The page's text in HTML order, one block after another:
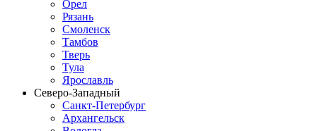
Орел
Рязань
Смоленск
Тамбов
Тверь
Тула
Ярославль
Северо-Западный
Санкт-Петербург
Архангельск